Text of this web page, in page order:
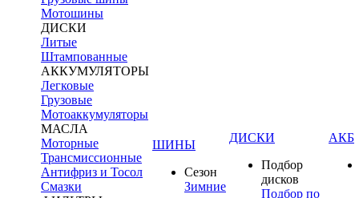
Мотошины
ДИСКИ
Литые
Штампованные
АККУМУЛЯТОРЫ
Легковые
Грузовые
Мотоаккумуляторы
МАСЛА
Моторные
Трансмиссионные
Антифриз и Тосол
Смазки
ШИНЫ
Сезон
Зимние
ДИСКИ
Подбор
дисков
Подбор по
АКБ